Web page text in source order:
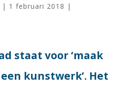
| 1 februari 2018 |
staat voor ‘maak
kunstwerk’. Het